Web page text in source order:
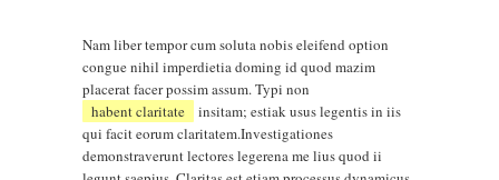
Nam liber tempor cum soluta nobis eleifend option
congue nihil imperdietia doming id quod mazim
placerat facer possim assum. Typi non
habent claritate
insitam; estiak usus legentis in iis
qui facit eorum claritatem.Investigationes
demonstraverunt lectores legerena me lius quod ii